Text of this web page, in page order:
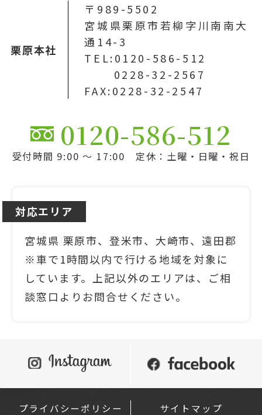
栗原本社
〒989-5502
宮城県栗原市若柳字川南南大
通14-3
TEL:0120-586-512
0228-32-2567
FAX:0228-32-2547
0120-586-512
受付時間 9:00 ～ 17:00 定休：土曜・日曜・祝日
対応エリア
宮城県 栗原市、登米市、大崎市、遠田郡
※車で1時間以内で行ける地域を対象に
しています。上記以外のエリアは、ご相
談窓口よりお問合せください。
プライバシーポリシー サイトマップ